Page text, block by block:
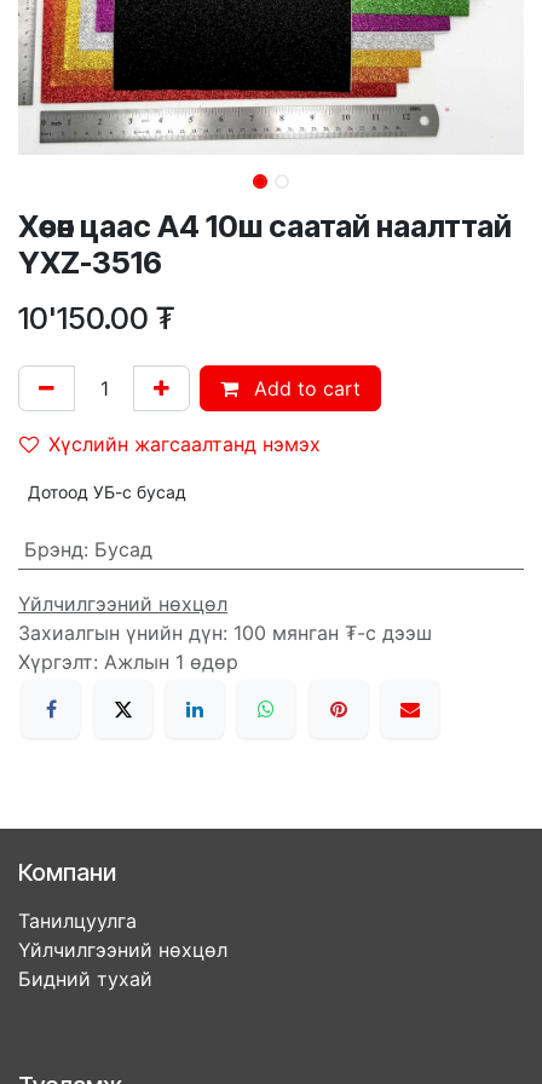
Хөөсөн цаас А4 10ш саатай наалттай
YXZ-3516
10'150.00 ₮
Add to cart
Хүслийн жагсаалтанд нэмэх
Дотоод УБ-с бусад
Брэнд: Бусад
Үйлчилгээний нөхцөл
Захиалгын үнийн дүн: 100 мянган ₮-с дээш
Хүргэлт: Ажлын 1 өдөр
Компани
Танилцуулга
Үйлчилгээний нөхцөл
Бидний тухай